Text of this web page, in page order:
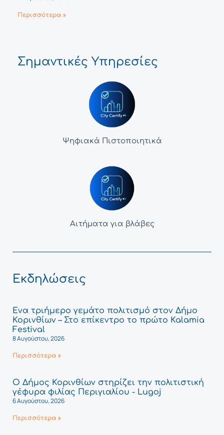
Περισσότερα »
Σημαντικές Υπηρεσίες
Ψηφιακά Πιστοποιητικά
Αιτήματα για βλάβες
Εκδηλώσεις
Ένα τριήμερο γεμάτο πολιτισμό στον Δήμο
Κορινθίων – Στο επίκεντρο το πρώτο Kalamia
Festival
8 Αυγούστου, 2026
Περισσότερα »
Ο Δήμος Κορινθίων στηρίζει την πολιτιστική
γέφυρα φιλίας Περιγιαλίου - Lugoj
6 Αυγούστου, 2026
Περισσότερα »